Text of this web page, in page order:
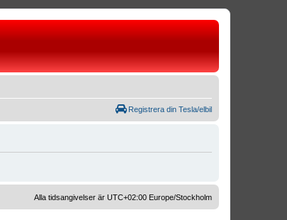
Registrera din Tesla/elbil
Alla tidsangivelser är UTC+02:00 Europe/Stockholm